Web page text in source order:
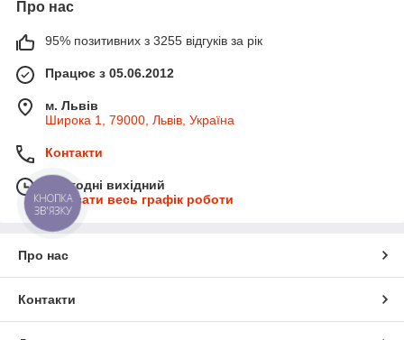
Про нас
95% позитивних з 3255 відгуків за рік
Працює з 05.06.2012
м. Львів
Широка 1, 79000, Львів, Україна
Контакти
Сьогодні вихідний
Показати весь графік роботи
Про нас
Контакти
КНОПКА
ЗВ'ЯЗКУ